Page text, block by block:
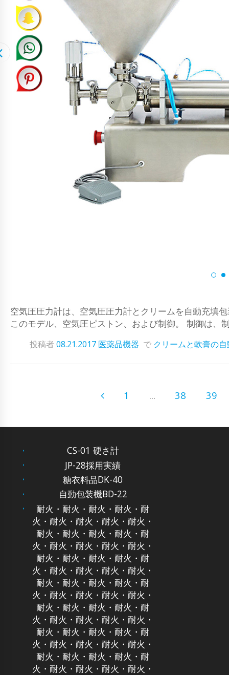
空気圧圧力計は、空気圧圧力計とクリームを自動充
このモデル、空気圧ピストン、および制御。 制御は、
投稿者08.21.2017 医薬品機器 で クリームと軟膏の
1 ... 38 39
CS-01 硬さ計
JP-28採用実績
糖衣料品DK-40
自動包装機BD-22
耐火・耐火・耐火・耐火・耐
火・耐火・耐火・耐火・耐火・
耐火・耐火・耐火・耐火・耐
火・耐火・耐火・耐火・耐火・
耐火・耐火・耐火・耐火・耐
火・耐火・耐火・耐火・耐火・
耐火・耐火・耐火・耐火・耐
火・耐火・耐火・耐火・耐火・
耐火・耐火・耐火・耐火・耐
火・耐火・耐火・耐火・耐火・
耐火・耐火・耐火・耐火・耐
火・耐火・耐火・耐火・耐火・
耐火・耐火・耐火・耐火・耐
火・耐火・耐火・耐火・耐火・